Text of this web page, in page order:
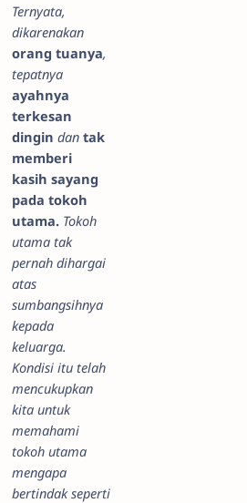
Ternyata,
dikarenakan
orang tuanya,
tepatnya
ayahnya
terkesan
dingin dan tak
memberi
kasih sayang
pada tokoh
utama. Tokoh
utama tak
pernah dihargai
atas
sumbangsihnya
kepada
keluarga.
Kondisi itu telah
mencukupkan
kita untuk
memahami
tokoh utama
mengapa
bertindak seperti